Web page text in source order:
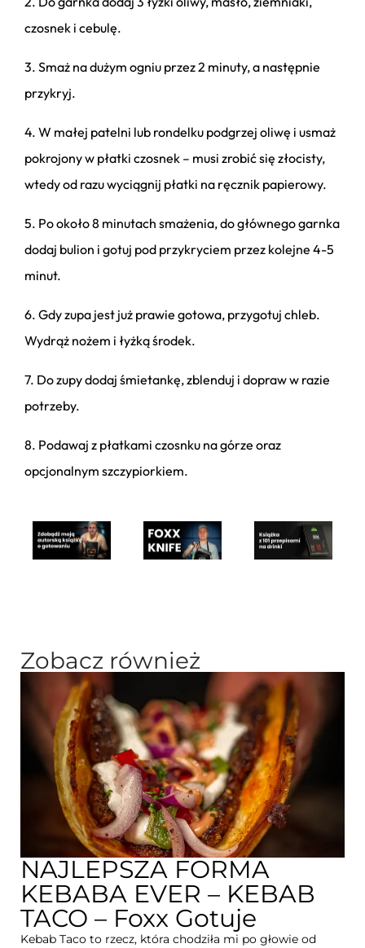
czosnek i cebulę.
3. Smaż na dużym ogniu przez 2 minuty, a następnie
przykryj.
4. W małej patelni lub rondelku podgrzej oliwę i usmaż
pokrojony w płatki czosnek – musi zrobić się złocisty,
wtedy od razu wyciągnij płatki na ręcznik papierowy.
5. Po około 8 minutach smażenia, do głównego garnka
dodaj bulion i gotuj pod przykryciem przez kolejne 4-5
minut.
6. Gdy zupa jest już prawie gotowa, przygotuj chleb.
Wydrąż nożem i łyżką środek.
7. Do zupy dodaj śmietankę, zblenduj i dopraw w razie
potrzeby.
8. Podawaj z płatkami czosnku na górze oraz
opcjonalnym szczypiorkiem.
Zobacz również
NAJLEPSZA FORMA
KEBABA EVER – KEBAB
TACO – Foxx Gotuje
Kebab Taco to rzecz, która chodziła mi po głowie od